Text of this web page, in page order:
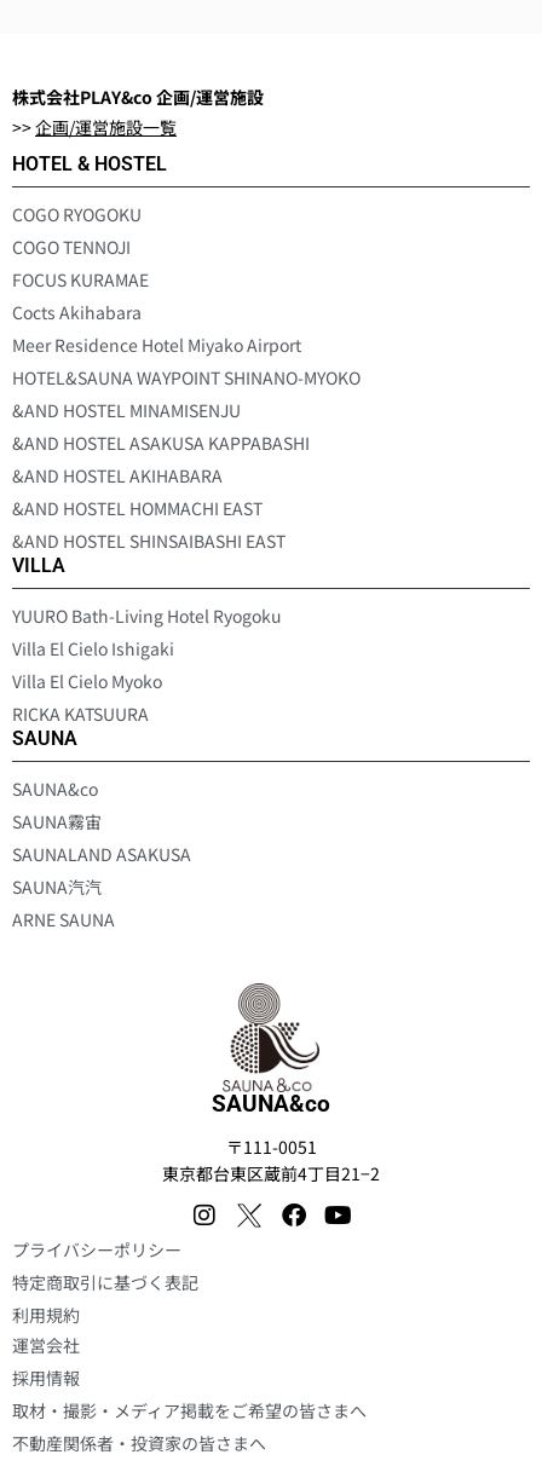
株式会社PLAY&co 企画/運営施設
>>企画/運営施設一覧
HOTEL & HOSTEL
COGO RYOGOKU
COGO TENNOJI
FOCUS KURAMAE
Cocts Akihabara
Meer Residence Hotel Miyako Airport
HOTEL&SAUNA WAYPOINT SHINANO-MYOKO
&AND HOSTEL MINAMISENJU
&AND HOSTEL ASAKUSA KAPPABASHI
&AND HOSTEL AKIHABARA
&AND HOSTEL HOMMACHI EAST
&AND HOSTEL SHINSAIBASHI EAST
VILLA
YUURO Bath-Living Hotel Ryogoku
Villa El Cielo Ishigaki
Villa El Cielo Myoko
RICKA KATSUURA
SAUNA
SAUNA&co
SAUNA霧宙
SAUNALAND ASAKUSA
SAUNA汽汽
ARNE SAUNA
SAUNA&co
〒111-0051
東京都台東区蔵前4丁目21−2
プライバシーポリシー
特定商取引に基づく表記
利用規約
運営会社
採用情報
取材・撮影・メディア掲載をご希望の皆さまへ
不動産関係者・投資家の皆さまへ